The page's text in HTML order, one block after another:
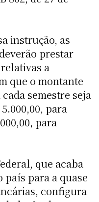
instrução, as
prestar
a
que o montante
semestre seja
para
para
que acaba
para a quase
configura